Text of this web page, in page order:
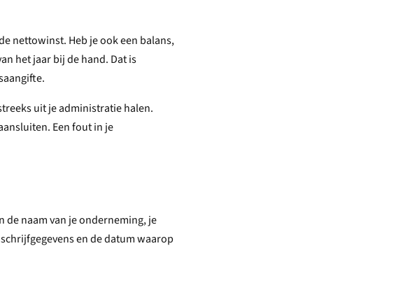
nettowinst. Heb je ook een balans,
het jaar bij de hand. Dat is
uit je administratie halen.
Een fout in je
de naam van je onderneming, je
en de datum waarop